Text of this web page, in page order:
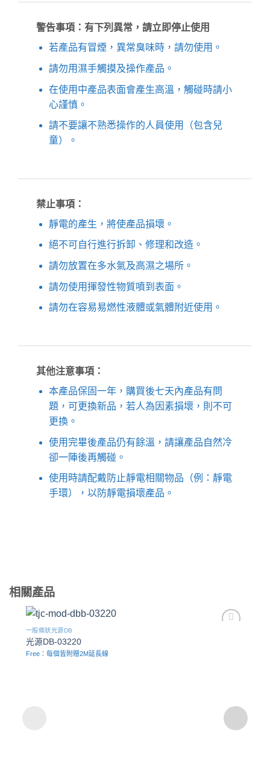
警告事項：有下列異常，請立即停止使用
若產品有冒煙，異常臭味時，請勿使用。
請勿用濕手觸摸及操作產品。
在使用中產品表面會產生高溫，觸碰時請小
心謹慎。
請不要讓不熟悉操作的人員使用（包含兒
童）。
禁止事項：
靜電的產生，將使產品損壞。
絕不可自行進行拆卸、修理和改造。
請勿放置在多水氣及高濕之場所。
請勿使用揮發性物質噴到表面。
請勿在容易易燃性液體或氣體附近使用。
其他注意事項：
本產品保固一年，購買後七天內產品有問
題，可更換新品，若人為因素損壞，則不可
更換。
使用完畢後產品仍有餘溫，請讓產品自然冷
卻一陣後再觸碰。
使用時請配戴防止靜電相關物品（例：靜電
手環），以防靜電損壞產品。
相關產品
一般條狀光源DB
光源DB-03220
Free：每個皆附贈2M延長線